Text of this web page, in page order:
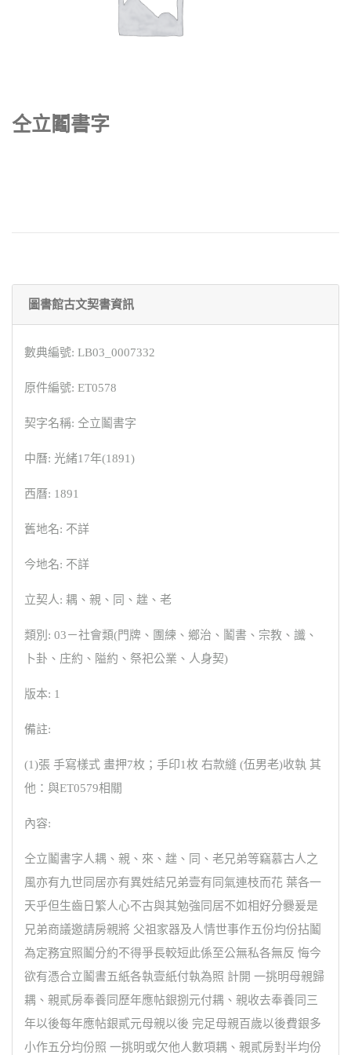
仝立鬮書字
圖書館古文契書資訊
數典編號: LB03_0007332
原件編號: ET0578
契字名稱: 仝立鬮書字
中曆: 光緒17年(1891)
西曆: 1891
舊地名: 不詳
今地名: 不詳
立契人: 耦、親、同、趖、老
類別: 03－社會類(門牌、團練、鄉治、鬮書、宗教、讖、
卜卦、庄約、隘約、祭祀公業、人身契)
版本: 1
備註:
(1)張 手寫樣式 畫押7枚；手印1枚 右款縫 (伍男老)收執 其
他：與ET0579相關
內容:
仝立鬮書字人耦、親、來、趖、同、老兄弟等竊慕古人之
風亦有九世同居亦有異姓結兄弟壹有同氣連枝而花 葉各一
天乎但生齒日繁人心不古與其勉強同居不如相好分爨爰是
兄弟商議邀請房親將 父祖家器及人情世事作五份均份拈鬮
為定務宜照鬮分約不得爭長較短此係至公無私各無反 悔今
欲有憑合立鬮書五紙各執壹紙付執為照 計開 一挑明母親歸
耦、親貳房奉養同歷年應帖銀捌元付耦、親收去奉養同三
年以後每年應帖銀貳元母親以後 完足母親百歲以後費銀多
小作五分均份照 一挑明或欠他人數項耦、親貳房對半均份